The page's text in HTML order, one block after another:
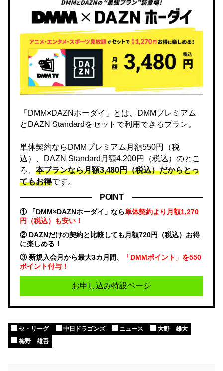
「DMM×DAZNホーダイ」とは、DMMプレミアム
とDAZN Standardをセットで利用できるプラン。
単体契約ならDMMプレミアム月額550円（税
込）、DAZN Standard月額4,200円（税込）のとこ
ろ、 本プランなら月額3,480円（税込）だからとっ
てもお得です。
POINT
① 「DMM×DAZNホーダイ」なら単体契約より月額1,270
円（税込）も安い！
② DAZNだけの契約と比較しても月額720円（税込）お得
に楽しめる！
③ 新規入会月から最大3カ月間、
「DMMポイント」を550
ポイント付与！
お申し込み特設ページ
セ・リーグ 中日ドラゴンズ ニュース
大野 雄大
梅野 雄吾